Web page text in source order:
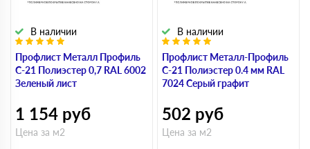
Профлист Металл Профиль
С-21 Полиэстер 0,7 RAL 6002
Зеленый лист
В наличии
1 154 руб
Цена за м2
Профлист Металл-Профиль
С-21 Полиэстер 0.4 мм RAL
7024 Серый графит
В наличии
502 руб
Цена за м2